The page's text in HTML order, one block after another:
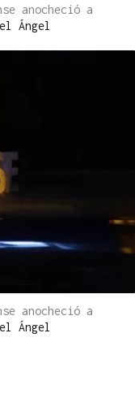
anocheció a
Ángel
anocheció a
Ángel